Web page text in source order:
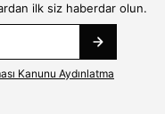
ilk siz haberdar olun.
Kanunu Aydınlatma